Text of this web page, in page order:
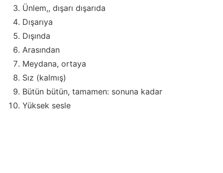
Ünlem,, dışarı dışarıda
Dışarıya
Dışında
Arasından
Meydana, ortaya
Sız (kalmış)
Bütün bütün, tamamen: sonuna kadar
Yüksek sesle